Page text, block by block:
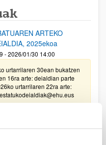
ARTEKO
2025ekoa
- 2026/01/30 14:00
urtarrilaren 30ean bukatzen
16ra arte: deialdian parte
urtarrilaren 22ra arte:
Proiektuak 2025